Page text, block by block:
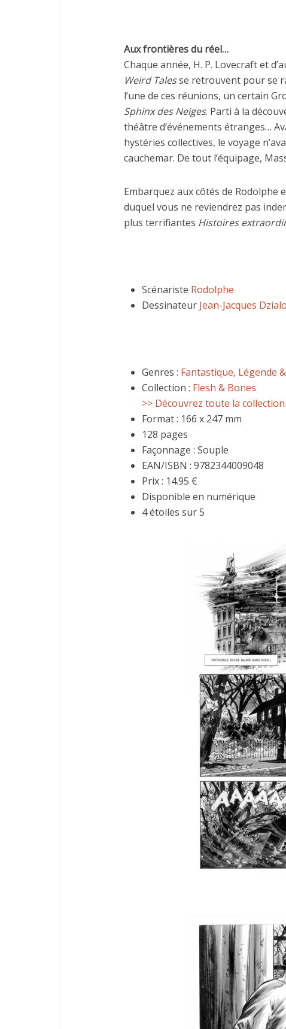
Aux frontières du réel…
Chaque année, H. P. Lovecraft et
Weird Talesse retrouvent pour se
l’une de ces réunions, un certain
Sphinx des Neiges. Parti à la
théâtre d’événements étranges…
hystéries collectives, le voyage
cauchemar. De tout l’équipage,
Embarquez aux côtés de Rodolphe
duquel vous ne reviendrez pas
plus terrifiantes Histoires
Scénariste Rodolphe
Dessinateur Jean-Jacques
Genres : Fantastique, Légende
Collection : Flesh & Bones
>> Découvrez toute la
Format : 166 x 247 mm
128 pages
Façonnage : Souple
EAN/ISBN : 9782344009048
Prix : 14.95 €
Disponible en numérique
4 étoiles sur 5